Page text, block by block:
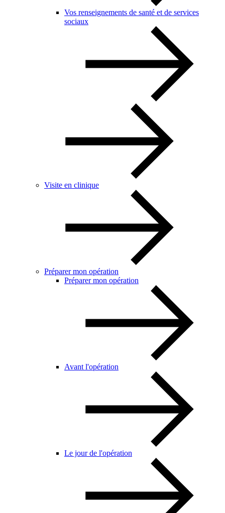
Vos renseignements de santé et de services
sociaux
Visite en clinique
Préparer mon opération
Préparer mon opération
Avant l'opération
Le jour de l'opération